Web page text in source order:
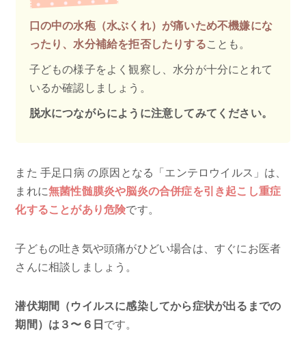
口の中の水疱（水ぶくれ）が痛いため不機嫌にな
ったり、水分補給を拒否したりすることも。
子どもの様子をよく観察し、水分が十分にとれて
いるか確認しましょう。
脱水につながらにように注意してみてください。
また 手足口病 の原因となる「エンテロウイルス」は、
まれに無菌性髄膜炎や脳炎の合併症を引き起こし重症
化することがあり危険です。
子どもの吐き気や頭痛がひどい場合は、すぐにお医者
さんに相談しましょう。
潜伏期間（ウイルスに感染してから症状が出るまでの
期間）は３〜６日 です。